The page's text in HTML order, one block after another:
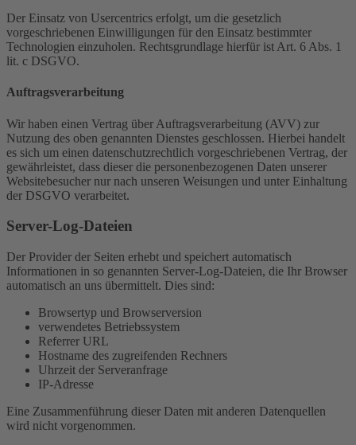
Der Einsatz von Usercentrics erfolgt, um die gesetzlich
vorgeschriebenen Einwilligungen für den Einsatz bestimmter
Technologien einzuholen. Rechtsgrundlage hierfür ist Art. 6 Abs. 1
lit. c DSGVO.
Auftragsverarbeitung
Wir haben einen Vertrag über Auftragsverarbeitung (AVV) zur
Nutzung des oben genannten Dienstes geschlossen. Hierbei handelt
es sich um einen datenschutzrechtlich vorgeschriebenen Vertrag, der
gewährleistet, dass dieser die personenbezogenen Daten unserer
Websitebesucher nur nach unseren Weisungen und unter Einhaltung
der DSGVO verarbeitet.
Server-Log-Dateien
Der Provider der Seiten erhebt und speichert automatisch
Informationen in so genannten Server-Log-Dateien, die Ihr Browser
automatisch an uns übermittelt. Dies sind:
Browsertyp und Browserversion
verwendetes Betriebssystem
Referrer URL
Hostname des zugreifenden Rechners
Uhrzeit der Serveranfrage
IP-Adresse
Eine Zusammenführung dieser Daten mit anderen Datenquellen
wird nicht vorgenommen.